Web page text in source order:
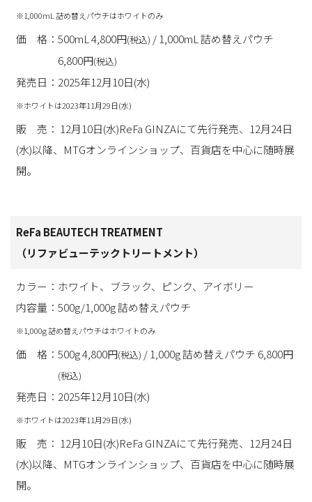
※1,000mL 詰め替えパウチはホワイトのみ
価 格：500mL 4,800円(税込) / 1,000mL 詰め替えパウチ
6,800円(税込)
発売日：2025年12月10日(水)
※ホワイトは2023年11月29日(水)
販 売： 12月10日(水)ReFa GINZAにて先行発売、12月24日
(水)以降、MTGオンラインショップ、百貨店を中心に随時展
開。
ReFa BEAUTECH TREATMENT
（リファビューテックトリートメント）
カラー：ホワイト、ブラック、ピンク、アイボリー
内容量：500g/1,000g 詰め替えパウチ
※1,000g 詰め替えパウチはホワイトのみ
価 格：500g 4,800円(税込) / 1,000g 詰め替えパウチ 6,800円
(税込)
発売日：2025年12月10日(水)
※ホワイトは2023年11月29日(水)
販 売： 12月10日(水)ReFa GINZAにて先行発売、12月24日
(水)以降、MTGオンラインショップ、百貨店を中心に随時展
開。